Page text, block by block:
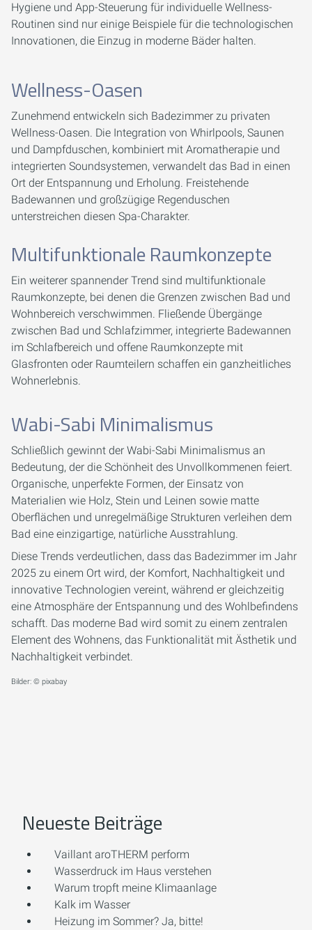
Hygiene und App-Steuerung für individuelle Wellness-
Routinen sind nur einige Beispiele für die technologischen
Innovationen, die Einzug in moderne Bäder halten.
Wellness-Oasen
Zunehmend entwickeln sich Badezimmer zu privaten
Wellness-Oasen. Die Integration von Whirlpools, Saunen
und Dampfduschen, kombiniert mit Aromatherapie und
integrierten Soundsystemen, verwandelt das Bad in einen
Ort der Entspannung und Erholung. Freistehende
Badewannen und großzügige Regenduschen
unterstreichen diesen Spa-Charakter.
Multifunktionale Raumkonzepte
Ein weiterer spannender Trend sind multifunktionale
Raumkonzepte, bei denen die Grenzen zwischen Bad und
Wohnbereich verschwimmen. Fließende Übergänge
zwischen Bad und Schlafzimmer, integrierte Badewannen
im Schlafbereich und offene Raumkonzepte mit
Glasfronten oder Raumteilern schaffen ein ganzheitliches
Wohnerlebnis.
Wabi-Sabi Minimalismus
Schließlich gewinnt der Wabi-Sabi Minimalismus an
Bedeutung, der die Schönheit des Unvollkommenen feiert.
Organische, unperfekte Formen, der Einsatz von
Materialien wie Holz, Stein und Leinen sowie matte
Oberflächen und unregelmäßige Strukturen verleihen dem
Bad eine einzigartige, natürliche Ausstrahlung.
Diese Trends verdeutlichen, dass das Badezimmer im Jahr
2025 zu einem Ort wird, der Komfort, Nachhaltigkeit und
innovative Technologien vereint, während er gleichzeitig
eine Atmosphäre der Entspannung und des Wohlbefindens
schafft. Das moderne Bad wird somit zu einem zentralen
Element des Wohnens, das Funktionalität mit Ästhetik und
Nachhaltigkeit verbindet.
Bilder: © pixabay
Neueste Beiträge
Vaillant aroTHERM perform
Wasserdruck im Haus verstehen
Warum tropft meine Klimaanlage
Kalk im Wasser
Heizung im Sommer? Ja, bitte!